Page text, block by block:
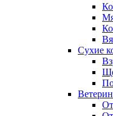
Сухие
От